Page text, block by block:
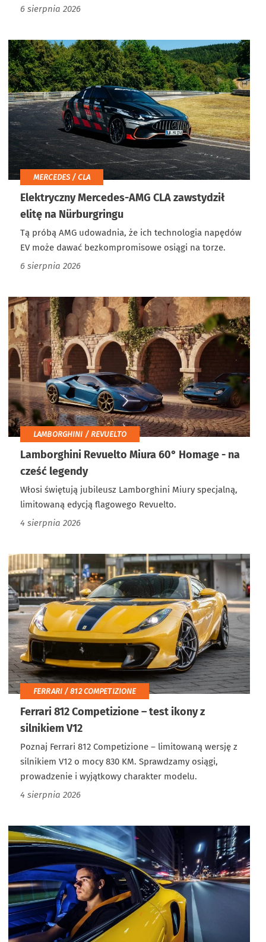
6 sierpnia 2026
MERCEDES / CLA
Elektryczny Mercedes-AMG CLA zawstydził
elitę na Nürburgringu
Tą próbą AMG udowadnia, że ich technologia napędów
EV może dawać bezkompromisowe osiągi na torze.
6 sierpnia 2026
LAMBORGHINI / REVUELTO
Lamborghini Revuelto Miura 60° Homage - na
cześć legendy
Włosi świętują jubileusz Lamborghini Miury specjalną,
limitowaną edycją flagowego Revuelto.
4 sierpnia 2026
FERRARI / 812 COMPETIZIONE
Ferrari 812 Competizione – test ikony z
silnikiem V12
Poznaj Ferrari 812 Competizione – limitowaną wersję z
silnikiem V12 o mocy 830 KM. Sprawdzamy osiągi,
prowadzenie i wyjątkowy charakter modelu.
4 sierpnia 2026